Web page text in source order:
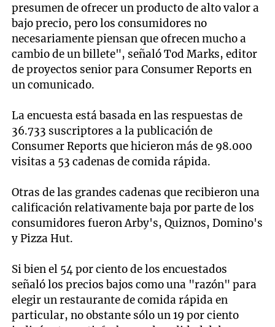
presumen de ofrecer un producto de alto valor a
bajo precio, pero los consumidores no
necesariamente piensan que ofrecen mucho a
cambio de un billete", señaló Tod Marks, editor
de proyectos senior para Consumer Reports en
un comunicado.
La encuesta está basada en las respuestas de
36.733 suscriptores a la publicación de
Consumer Reports que hicieron más de 98.000
visitas a 53 cadenas de comida rápida.
Otras de las grandes cadenas que recibieron una
calificación relativamente baja por parte de los
consumidores fueron Arby's, Quiznos, Domino's
y Pizza Hut.
Si bien el 54 por ciento de los encuestados
señaló los precios bajos como una "razón" para
elegir un restaurante de comida rápida en
particular, no obstante sólo un 19 por ciento